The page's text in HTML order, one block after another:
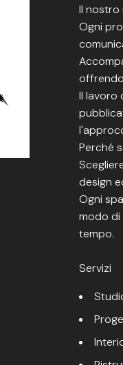
Il
Ogni
Il lavoro
Perché
design
Ogni
modo di
tempo.
Servizi